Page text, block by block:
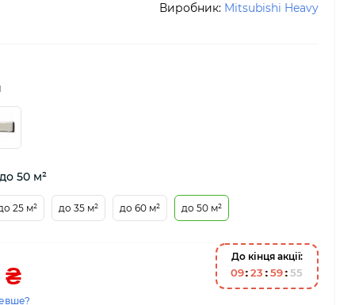
Виробник: Mitsubishi Heavy
50 м²
25 м² до 35 м² до 60 м² до 50 м²
₴
До кінця акції:
09 23 59 54